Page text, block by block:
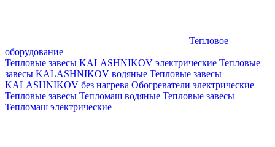
Тепловое
оборудование
Тепловые завесы KALASHNIKOV электрические Тепловые
завесы KALASHNIKOV водяные Тепловые завесы
KALASHNIKOV без нагрева Обогреватели электрические
Тепловые завесы Тепломаш водяные Тепловые завесы
Тепломаш электрические